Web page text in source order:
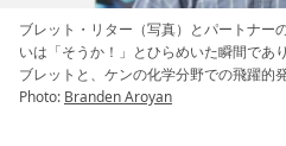
ブレット・リター（写真）とパートナー
いは「そうか！」とひらめいた瞬間であ
ブレットと、ケンの化学分野での飛躍的
Photo: Branden Aroyan